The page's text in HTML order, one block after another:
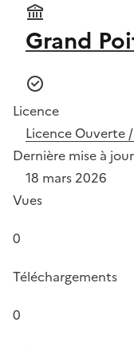
Grand
Licence
Licence Ouverte
Dernière mise à jour
18 mars 2026
Vues
0
Téléchargements
0